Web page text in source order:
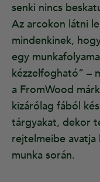
senki nincs
Az arcokon látni
mindenkinek,
egy
kézzelfogható” –
a FromWood
kizárólag fából
tárgyakat, dekor
rejtelmeibe avatja
munka során.